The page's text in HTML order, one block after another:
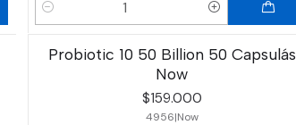
Cantidad
Probiotic 10 50 Billion 50 Capsulás
Now
$159.000
4956|Now